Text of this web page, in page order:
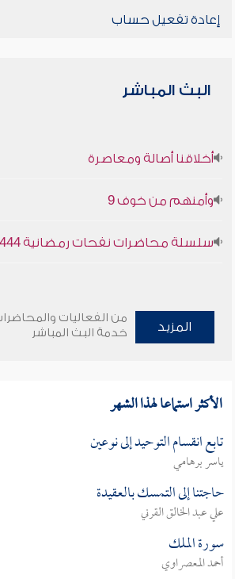
إعادة تفعيل حساب
البث المباشر
أخلاقنا أصالة ومعاصرة
وأمنهم من خوف 9
سلسلة محاضرات نفحات رمضانية 1444هـ
المزيد
من الفعاليات
خدمة البث المباشر
الأكثر استماعا لهذا الشهر
تابع انقسام التوحيد إلى نوعين
ياسر برهامي
حاجتنا إلى التمسك بالعقيدة
علي عبد الخالق القرني
سورة الملك
أحمد المعصراوي